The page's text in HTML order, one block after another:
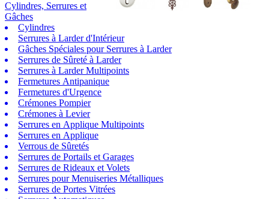
Cylindres, Serrures et
Gâches
Cylindres
Serrures à Larder d'Intérieur
Gâches Spéciales pour Serrures à Larder
Serrures de Sûreté à Larder
Serrures à Larder Multipoints
Fermetures Antipanique
Fermetures d'Urgence
Crémones Pompier
Crémones à Levier
Serrures en Applique Multipoints
Serrures en Applique
Verrous de Sûretés
Serrures de Portails et Garages
Serrures de Rideaux et Volets
Serrures pour Menuiseries Métalliques
Serrures de Portes Vitrées